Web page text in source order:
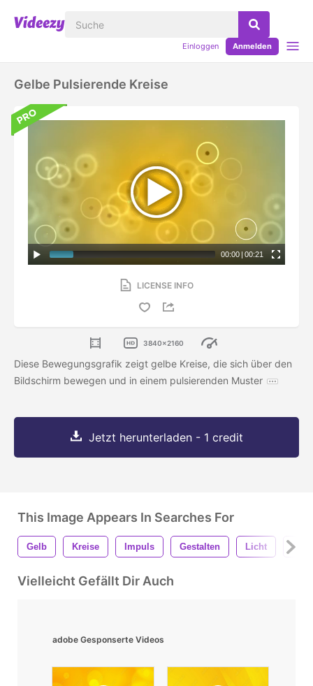
Einloggen Anmelden
Gelbe Pulsierende Kreise
00:00 | 00:21
LICENSE INFO
3840x2160
Diese Bewegungsgrafik zeigt gelbe Kreise, die sich über den
Bildschirm bewegen und in einem pulsierenden Muster
Jetzt herunterladen - 1 credit
This Image Appears In Searches For
Gelb Kreise Impuls Gestalten Licht
Vielleicht Gefällt Dir Auch
adobe Gesponserte Videos